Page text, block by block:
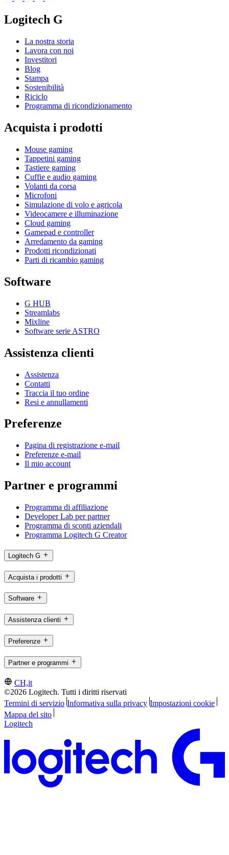
Logitech G
La nostra storia
Lavora con noi
Investitori
Blog
Stampa
Sostenibilità
Riciclo
Programma di ricondizionamento
Acquista i prodotti
Mouse gaming
Tappetini gaming
Tastiere gaming
Cuffie e audio gaming
Volanti da corsa
Microfoni
Simulazione di volo e agricola
Videocamere e illuminazione
Cloud gaming
Gamepad e controller
Arredamento da gaming
Prodotti ricondizionati
Parti di ricambio gaming
Software
G HUB
Streamlabs
Mixline
Software serie ASTRO
Assistenza clienti
Assistenza
Contatti
Traccia il tuo ordine
Resi e annullamenti
Preferenze
Pagina di registrazione e-mail
Preferenze e-mail
Il mio account
Partner e programmi
Programma di affiliazione
Developer Lab per partner
Programma di sconti aziendali
Programma Logitech G Creator
Logitech G
Acquista i prodotti
Software
Assistenza clienti
Preferenze
Partner e programmi
CH,it
©2026 Logitech. Tutti i diritti riservati
Termini di servizio Informativa sulla privacy Impostazioni cookie
Mappa del sito
Logitech